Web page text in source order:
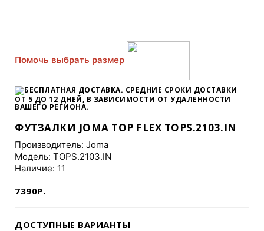
Помочь выбрать размер
БЕСПЛАТНАЯ ДОСТАВКА. СРЕДНИЕ СРОКИ ДОСТАВКИ
ОТ 5 ДО 12 ДНЕЙ, В ЗАВИСИМОСТИ ОТ УДАЛЕННОСТИ
ВАШЕГО РЕГИОНА.
ФУТЗАЛКИ JOMA TOP FLEX TOPS.2103.IN
Производитель: Joma
Модель: TOPS.2103.IN
Наличие: 11
7390Р.
ДОСТУПНЫЕ ВАРИАНТЫ